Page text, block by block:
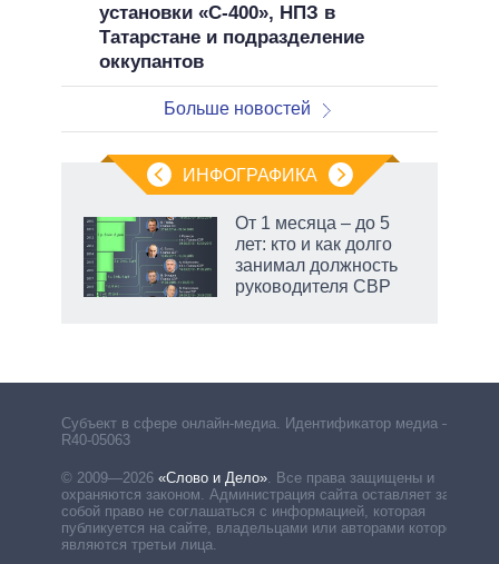
установки «С-400», НПЗ в
Татарстане и подразделение
оккупантов
Больше новостей
ИНФОГРАФИКА
От 1 месяца – до 5
лет: кто и как долго
занимал должность
руководителя СВР
Субъект в сфере онлайн-медиа. Идентификатор медиа –
R40-05063
© 2009—2026 «Слово и Дело»
Все права защищены и
охраняются законом. Администрация сайта оставляет за
собой право не соглашаться с информацией, которая
публикуется на сайте, владельцами или авторами которой
являются третьи лица.